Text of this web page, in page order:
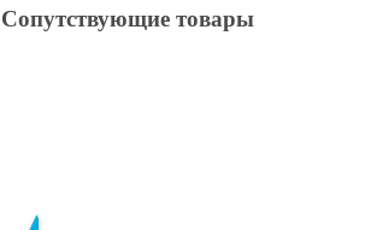
Сопутствующие товары